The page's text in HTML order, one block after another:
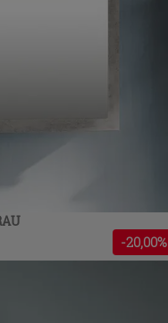
-20,00%